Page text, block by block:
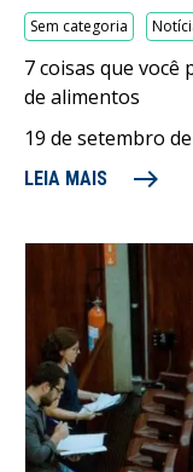
Sem categoria
7 coisas que
de alimentos
19 de setembro
LEIA MAIS east